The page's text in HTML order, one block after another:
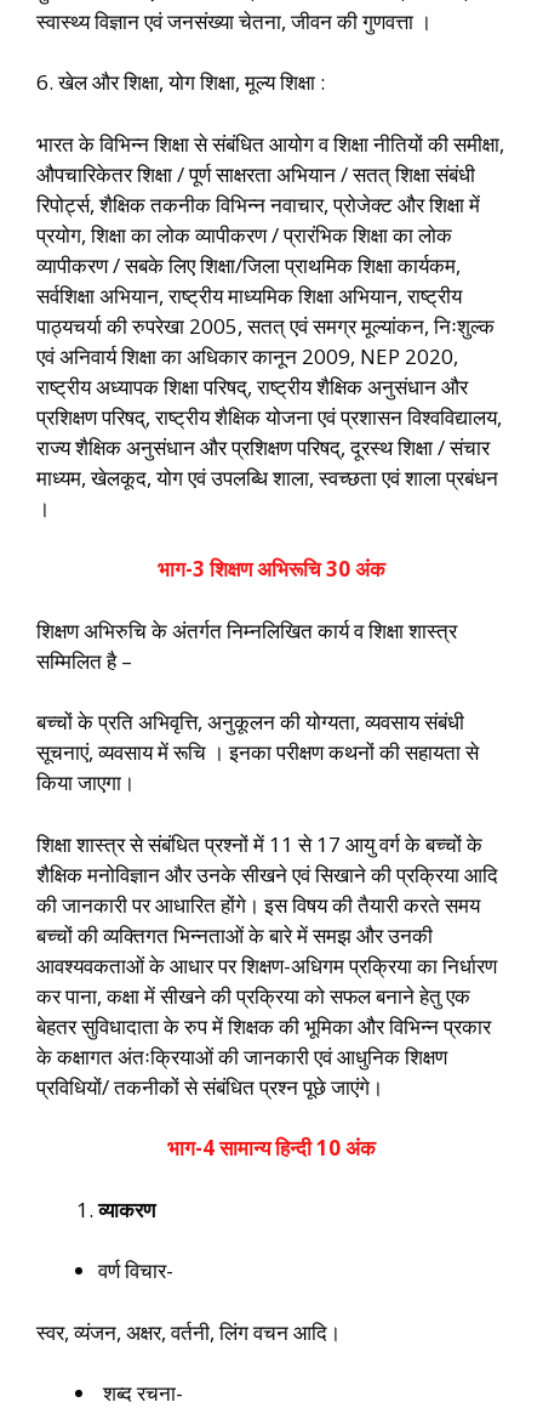
स्वास्थ्य विज्ञान एवं जनसंख्या चेतना, जीवन की गुणवत्ता ।
6. खेल और शिक्षा, योग शिक्षा, मूल्य शिक्षा :
भारत के विभिन्न शिक्षा से संबंधित आयोग व शिक्षा नीतियों की समीक्षा,
औपचारिकेतर शिक्षा / पूर्ण साक्षरता अभियान / सतत् शिक्षा संबंधी
रिपोर्ट्स, शैक्षिक तकनीक विभिन्न नवाचार, प्रोजेक्ट और शिक्षा में
प्रयोग, शिक्षा का लोक व्यापीकरण / प्रारंभिक शिक्षा का लोक
व्यापीकरण / सबके लिए शिक्षा/जिला प्राथमिक शिक्षा कार्यकम,
सर्वशिक्षा अभियान, राष्ट्रीय माध्यमिक शिक्षा अभियान, राष्ट्रीय
पाठ्यचर्या की रुपरेखा 2005, सतत् एवं समग्र मूल्यांकन, निःशुल्क
एवं अनिवार्य शिक्षा का अधिकार कानून 2009, NEP 2020,
राष्ट्रीय अध्यापक शिक्षा परिषद्, राष्ट्रीय शैक्षिक अनुसंधान और
प्रशिक्षण परिषद्, राष्ट्रीय शैक्षिक योजना एवं प्रशासन विश्वविद्यालय,
राज्य शैक्षिक अनुसंधान और प्रशिक्षण परिषद्, दूरस्थ शिक्षा / संचार
माध्यम, खेलकूद, योग एवं उपलब्धि शाला, स्वच्छता एवं शाला प्रबंधन
।
भाग-3 शिक्षण अभिरूचि 30 अंक
शिक्षण अभिरुचि के अंतर्गत निम्नलिखित कार्य व शिक्षा शास्त्र
सम्मिलित है –
बच्चों के प्रति अभिवृत्ति, अनुकूलन की योग्यता, व्यवसाय संबंधी
सूचनाएं, व्यवसाय में रूचि । इनका परीक्षण कथनों की सहायता से
किया जाएगा।
शिक्षा शास्त्र से संबंधित प्रश्नों में 11 से 17 आयु वर्ग के बच्चों के
शैक्षिक मनोविज्ञान और उनके सीखने एवं सिखाने की प्रक्रिया आदि
की जानकारी पर आधारित होंगे। इस विषय की तैयारी करते समय
बच्चों की व्यक्तिगत भिन्नताओं के बारे में समझ और उनकी
आवश्यवकताओं के आधार पर शिक्षण-अधिगम प्रक्रिया का निर्धारण
कर पाना, कक्षा में सीखने की प्रक्रिया को सफल बनाने हेतु एक
बेहतर सुविधादाता के रुप में शिक्षक की भूमिका और विभिन्न प्रकार
के कक्षागत अंतःक्रियाओं की जानकारी एवं आधुनिक शिक्षण
प्रविधियों/ तकनीकों से संबंधित प्रश्न पूछे जाएंगे।
भाग-4 सामान्य हिन्दी 10 अंक
व्याकरण
वर्ण विचार-
स्वर, व्यंजन, अक्षर, वर्तनी, लिंग वचन आदि।
शब्द रचना-